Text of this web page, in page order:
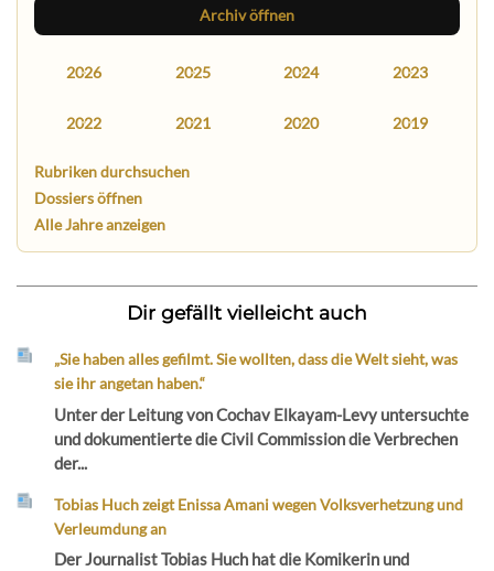
Archiv öffnen
2026 2025 2024 2023
2022 2021 2020 2019
Rubriken durchsuchen
Dossiers öffnen
Alle Jahre anzeigen
Dir gefällt vielleicht auch
„Sie haben alles gefilmt. Sie wollten, dass die Welt sieht, was
sie ihr angetan haben.“
Unter der Leitung von Cochav Elkayam-Levy untersuchte
und dokumentierte die Civil Commission die Verbrechen
der...
Tobias Huch zeigt Enissa Amani wegen Volksverhetzung und
Verleumdung an
Der Journalist Tobias Huch hat die Komikerin und